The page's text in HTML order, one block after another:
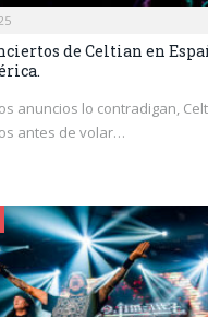
de Celtian en
anuncios lo contradigan,
antes de volar…